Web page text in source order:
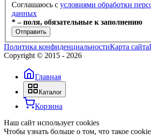
+375 (17) 336-59-98
+375 (29) 686-60-22
+375 (44) 703-66-40
info@dobroteh.by
Соглашаюсь с условиями обработки
данных
* – поля, обязательные к заполнению
Отправить
Политика конфиденциальностиКарта сайта
Copyright © 2015 - 2026
Главная
Каталог
Корзина
Наш сайт использует cookies
Чтобы узнать больше о том, что такое